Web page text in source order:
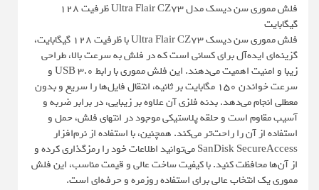
فلش مموری سن دیسک مدل Ultra Flair CZ73 ظرفیت 128
گیگابایت
فلش مموری سن دیسک Ultra Flair CZ73 با ظرفیت 128 گیگابایت،
گزینه‌ای ایده‌آل برای کسانی است که در فلش به سرعت بالا، طراحی
زیبا و امنیت اهمیت می‌دهند. این فلش مموری با رابط USB 3.0 و
سرعت خواندن 150 مگابایت بر ثانیه، انتقال فایل‌ها را سریع و بدون
معطلی انجام می‌دهد. بدنه فلزی آن علاوه بر زیبایی، در برابر ضربه و
آسیب مقاوم است و حلقه پلاستیکی موجود در انتهای فلش، حمل و
استفاده از آن را راحت‌تر می‌کند. همچنین، با استفاده از نرم‌افزار
SanDisk SecureAccess می‌توانید اطلاعات خود را رمزگذاری کرده و
از آن‌ها محافظت کنید. با کیفیت ساخت عالی و قیمت مناسب، این فلش
مموری یک انتخاب عالی برای استفاده روزمره و حرفه‌ای است.